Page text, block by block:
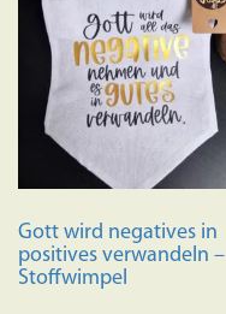
Gott wird negatives in
positives verwandeln –
Stoffwimpel